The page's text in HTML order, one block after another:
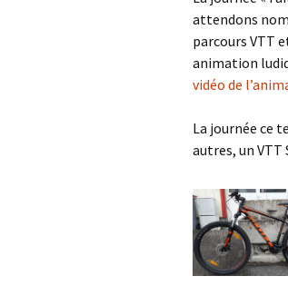
attendons
parcours VTT
animation
vidéo de
La journée ce
autres, un VTT